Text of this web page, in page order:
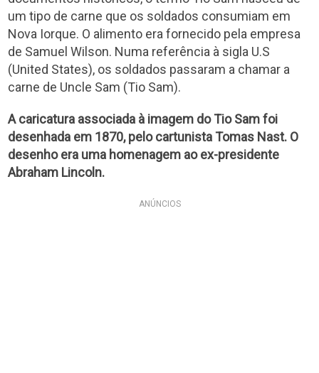
um tipo de carne que os soldados consumiam em
Nova Iorque. O alimento era fornecido pela empresa
de Samuel Wilson. Numa referência à sigla U.S
(United States), os soldados passaram a chamar a
carne de Uncle Sam (Tio Sam).
A caricatura associada à imagem do Tio Sam foi
desenhada em 1870, pelo cartunista Tomas Nast. O
desenho era uma homenagem ao ex-presidente
Abraham Lincoln.
ANÚNCIOS